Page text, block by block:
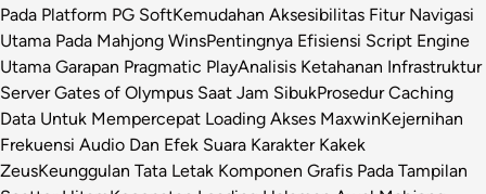
Pada Platform PG SoftKemudahan Aksesibilitas Fitur Navigasi
Utama Pada Mahjong WinsPentingnya Efisiensi Script Engine
Utama Garapan Pragmatic PlayAnalisis Ketahanan Infrastruktur
Server Gates of Olympus Saat Jam SibukProsedur Caching
Data Untuk Mempercepat Loading Akses MaxwinKejernihan
Frekuensi Audio Dan Efek Suara Karakter Kakek
ZeusKeunggulan Tata Letak Komponen Grafis Pada Tampilan